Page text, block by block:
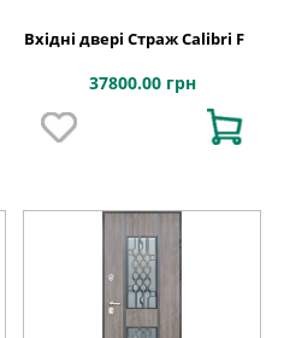
Вхідні двері Страж Calibri F
37800.00 грн